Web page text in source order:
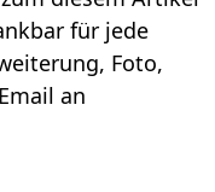
für jede
Foto,
an